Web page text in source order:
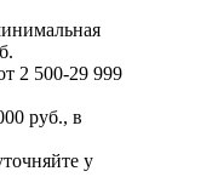
2 500-29 999
руб., в
у